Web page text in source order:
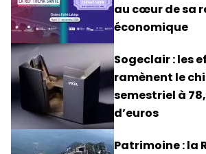
au cœur de sa
économique
Sogeclair : les
ramènent le
semestriel à
d’euros
Patrimoine : la